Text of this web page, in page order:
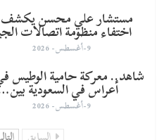
مستشار علي محسن
اختفاء منظومة اتصالات
9-أغسطس- 2026
شاهد.. معركة حامية الوطيس
أعراس في السعودية
9-أغسطس- 2026